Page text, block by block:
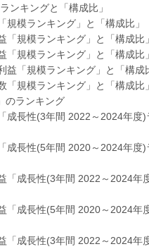
ンキングと「構成比」
模ランキング」と「構成比」
規模ランキング」と「構成比」
規模ランキング」と「構成比」
「規模ランキング」と「構成
規模ランキング」と「構成比」
ランキング
長性(3年間 2022～2024年度)
長性(5年間 2020～2024年度)
成長性(3年間 2022～2024年
成長性(5年間 2020～2024年
成長性(3年間 2022～2024年